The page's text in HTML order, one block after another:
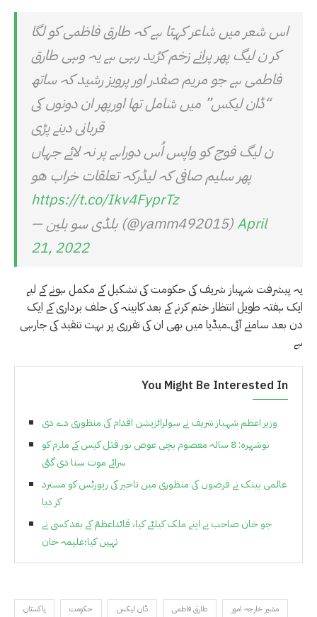
اس شعر میں شاعر کہتا ہے کہ طارق فاظمی کو لگا
کر ن لیگ پھر پرانے زخم کرُید رہی ہے یہ وہی طارق
فاطمی ہے جو مریم صفدر اور پرویز رشید کہ ساتھ
“ڈان لیکس” میں شامل تھا اورپھر ان دونوں کی
قربانی دینے پڑی
ن لیگ فوج کو واپس اُس دوراہے پر نہ لائے جہاں
پھر سلیم صافی کہ لیڈرکہ تعلقات خراب ھو
https://t.co/Ikv4FyprTz
— بلڈی سو بلین (@yamm492015)April
21, 2022
یہ پیشرفت شہباز شریف کی حکومت کی تشکیل کے مکمل ہونے کے لیے
ایک ہفتہ طویل انتظار ختم کرنے کے بعد کابینہ کی حلف برداری کے ایک
دن بعد سامنے آئی۔میڈیا میں بھی ان کی تقرری پر بہت تنقید کی جارہی
ہے
You Might Be Interested In
وزیر اعظم شہباز شریف نے سولرائزیشن اقدام کی منظوری دے دی
نوشہرہ: 8 سالہ معصوم بچی عوض نور قتل کیس کے ملزم کو
سزائے موت سنا دی گئی
عالمی بینک نے قرضوں کی منظوری میں تاخیر کی رپورٹس کو مسترد
کر دیا
جو خان صاحب نے اپنے ملک کیلئے کیا، قائداعظمؒ کے بعد کسی نے
نہیں کیا؛علیمہ خان
پاکستان حکومت ڈان لیکس طارق فاطمی مشیر خارجہ امور